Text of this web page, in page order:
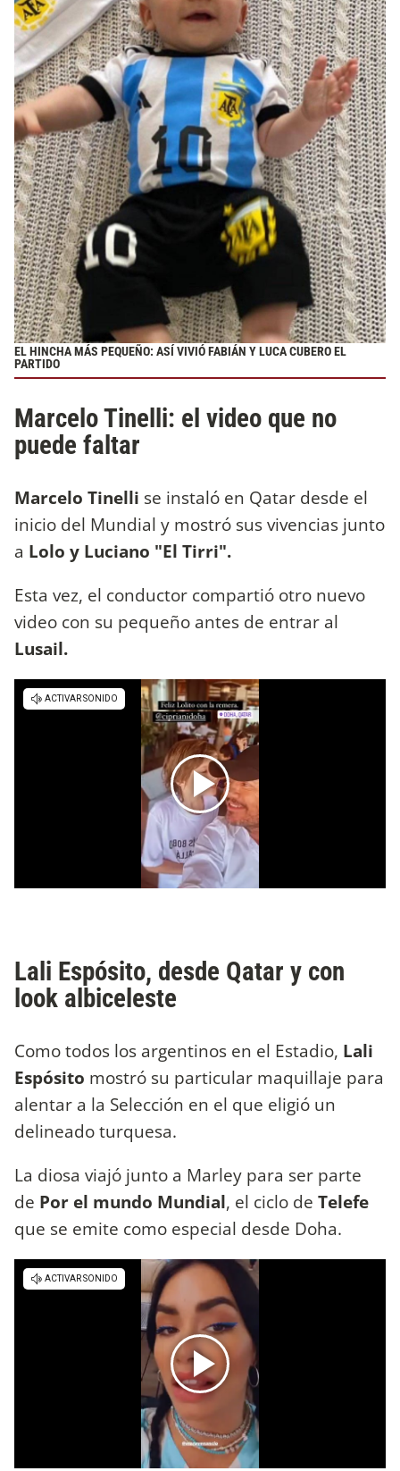
EL HINCHA MÁS PEQUEÑO: ASÍ VIVIÓ FABIÁN Y LUCA CUBERO EL
PARTIDO
Marcelo Tinelli: el video que no
puede faltar
Marcelo Tinelli se instaló en Qatar desde el
inicio del Mundial y mostró sus vivencias junto
a Lolo y Luciano "El Tirri".
Esta vez, el conductor compartió otro nuevo
video con su pequeño antes de entrar al
Lusail.
Lali Espósito, desde Qatar y con
look albiceleste
Como todos los argentinos en el Estadio, Lali
Espósito mostró su particular maquillaje para
alentar a la Selección en el que eligió un
delineado turquesa.
La diosa viajó junto a Marley para ser parte
de Por el mundo Mundial, el ciclo de Telefe
que se emite como especial desde Doha.